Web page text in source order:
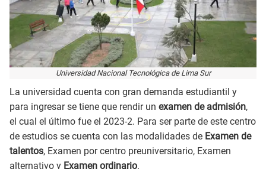
Universidad Nacional Tecnológica de Lima Sur
La universidad cuenta con gran demanda estudiantil y
para ingresar se tiene que rendir un examen de admisión,
el cual el último fue el 2023-2. Para ser parte de este centro
de estudios se cuenta con las modalidades de Examen de
talentos, Examen por centro preuniversitario, Examen
alternativo y Examen ordinario.